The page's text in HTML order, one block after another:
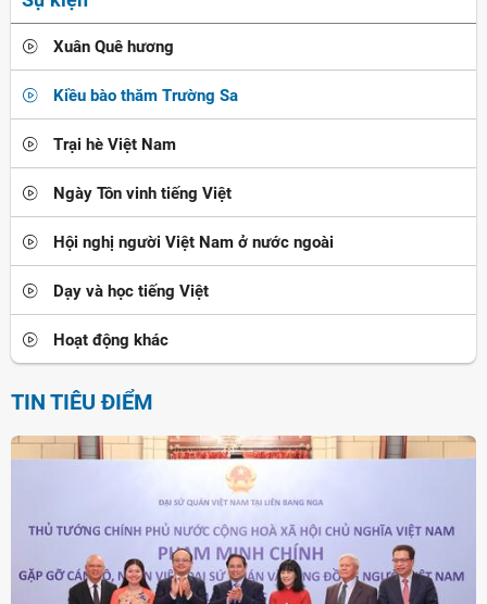
Xuân Quê hương
Kiều bào thăm Trường Sa
Trại hè Việt Nam
Ngày Tôn vinh tiếng Việt
Hội nghị người Việt Nam ở nước ngoài
Dạy và học tiếng Việt
Hoạt động khác
TIN TIÊU ĐIỂM